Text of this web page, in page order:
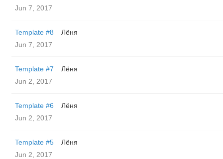
Jun 7, 2017
Template #8
Лёня
Jun 7, 2017
Template #7
Лёня
Jun 2, 2017
Template #6
Лёня
Jun 2, 2017
Template #5
Лёня
Jun 2, 2017